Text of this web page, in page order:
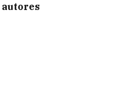
autores